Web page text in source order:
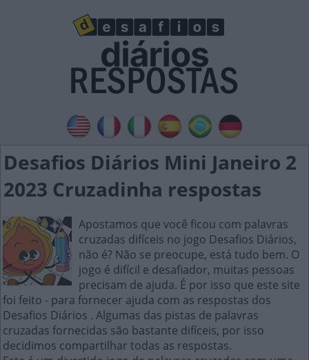
Desafios Diários Mini Janeiro 2
2023 Cruzadinha respostas
Apostamos que você ficou com palavras
cruzadas difíceis no jogo Desafios Diários,
não é? Não se preocupe, está tudo bem. O
jogo é difícil e desafiador, muitas pessoas
precisam de ajuda. É por isso que este site
foi feito - para fornecer ajuda com as respostas dos
Desafios Diários . Algumas das pistas de palavras
cruzadas fornecidas são bastante difíceis, por isso
decidimos compartilhar todas as respostas.